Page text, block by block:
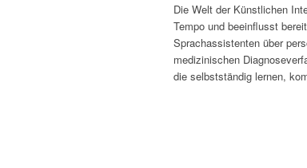
Die Welt der Künstlichen
Tempo und beeinflusst
Sprachassistenten über
medizinischen
die selbstständig lernen,